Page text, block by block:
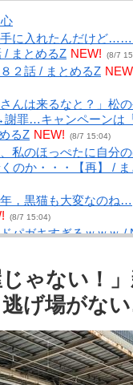
に入れたんだけど
まとめるZ NEW! (8/7
２話 / まとめるZ
んは来るなと？」松の
謝罪…キャンペーンは
るZ NEW! (8/7 15:04)
私のほっぺたに自分
のか・・・【再】 / ま
，黒猫も大変なのね…
(8/7 15:04)
パガキすぎるｗｗｗ /
で前屈みで水を飲む
/ NEWまとめサイトア
ージャー、首をひねっ
とにされてしまう /
(8/7 15:00)
する。なんだろ…え
出てくる・・・ / NEW
じゃない！
げ場がな